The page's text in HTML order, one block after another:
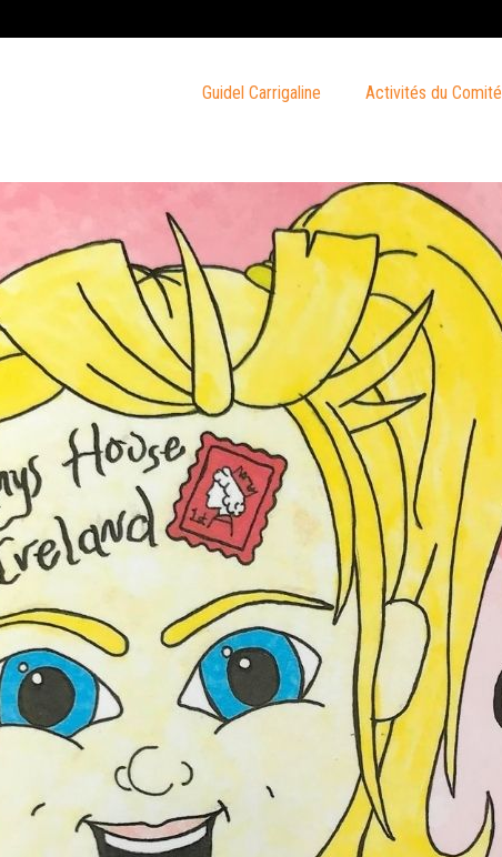
Guidel Carrigaline Activités du Comité